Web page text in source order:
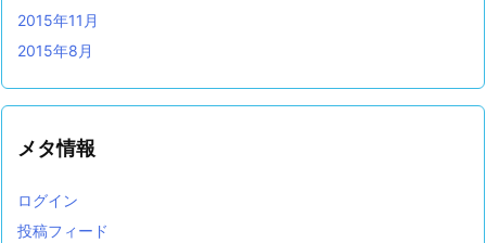
2015年11月
2015年8月
メタ情報
ログイン
投稿フィード